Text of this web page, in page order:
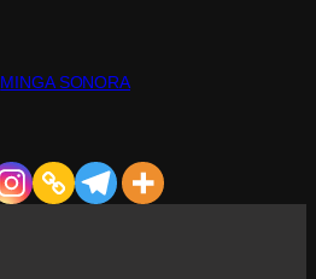
MINGA SONORA